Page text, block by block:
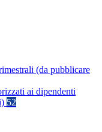
(da pubblicare
ai dipendenti
52